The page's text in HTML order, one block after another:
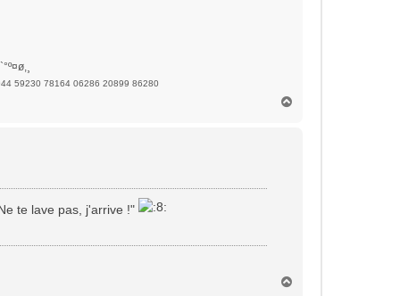
59230 78164 06286 20899 86280
te lave pas, j'arrive !"